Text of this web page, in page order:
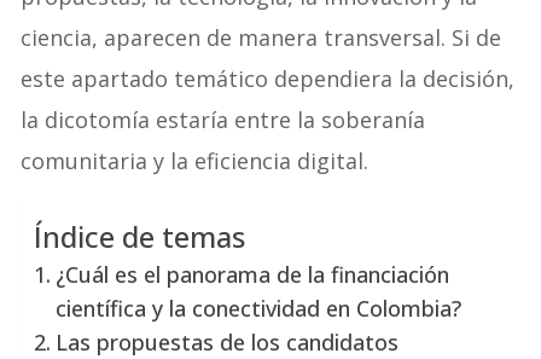
ciencia, aparecen de manera transversal. Si de
este apartado temático dependiera la decisión,
la dicotomía estaría entre la soberanía
comunitaria y la eficiencia digital.
Índice de temas
¿Cuál es el panorama de la financiación
científica y la conectividad en Colombia?
Las propuestas de los candidatos